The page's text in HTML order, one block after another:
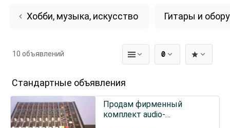
Хобби, музыка, искусство Гитары и
₴
10 объявлений
Стандартные объявления
Продам фирменный
комплект audio-